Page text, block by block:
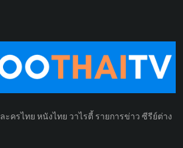
ละครไทย หนังไทย วาไรตี้ รายการข่าว ซีรีย์ต่าง